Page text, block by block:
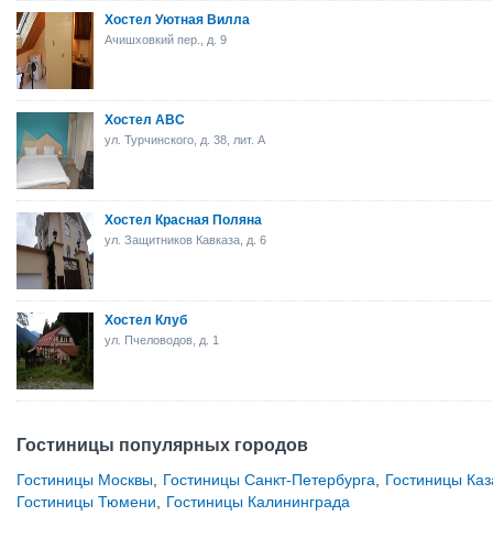
Хостел Уютная Вилла
Ачишховкий пер., д. 9
Хостел ABC
ул. Турчинского, д. 38, лит. А
Хостел Красная Поляна
ул. Защитников Кавказа, д. 6
Хостел Клуб
ул. Пчеловодов, д. 1
Гостиницы популярных городов
Гостиницы Москвы Гостиницы Санкт-Петербурга
Гостиницы
Гостиницы Тюмени
Гостиницы Калининграда